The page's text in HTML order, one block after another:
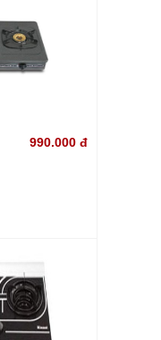
990.000 đ